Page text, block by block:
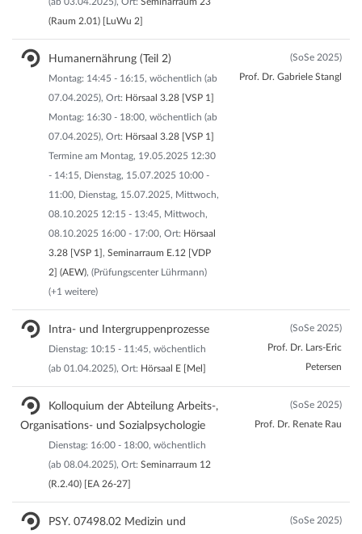
(Raum 2.01) [LuWu 2]
Humanernährung (Teil 2)
Montag: 14:45 - 16:15, wöchentlich (ab
07.04.2025), Ort: Hörsaal 3.28 [VSP 1]
Montag: 16:30 - 18:00, wöchentlich (ab
07.04.2025), Ort: Hörsaal 3.28 [VSP 1]
Termine am Montag, 19.05.2025 12:30
- 14:15, Dienstag, 15.07.2025 10:00 -
11:00, Dienstag, 15.07.2025, Mittwoch,
08.10.2025 12:15 - 13:45, Mittwoch,
08.10.2025 16:00 - 17:00, Ort: Hörsaal
3.28 [VSP 1] , Seminarraum E.12 [VDP
2] (AEW), (Prüfungscenter Lührmann)
(+1 weitere)
(SoSe 2025)
Prof. Dr. Gabriele Stangl
Intra- und Intergruppenprozesse
Dienstag: 10:15 - 11:45, wöchentlich
(ab 01.04.2025), Ort: Hörsaal E [Mel]
(SoSe 2025)
Prof. Dr. Lars-Eric
Petersen
Kolloquium der Abteilung Arbeits-,
Organisations- und Sozialpsychologie
Dienstag: 16:00 - 18:00, wöchentlich
(ab 08.04.2025), Ort: Seminarraum 12
(R.2.40) [EA 26-27]
(SoSe 2025)
Prof. Dr. Renate Rau
PSY. 07498.02 Medizin und
(SoSe 2025)